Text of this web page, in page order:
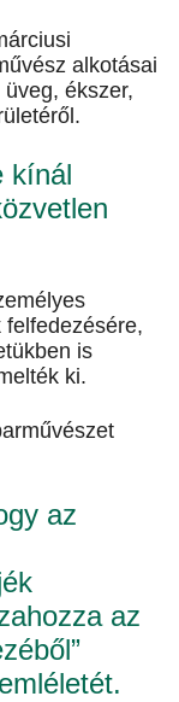
alkotásai
ékszer,
kínál
is
ki.
az
az